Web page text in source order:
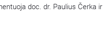
doc. dr. Paulius Čerka ir